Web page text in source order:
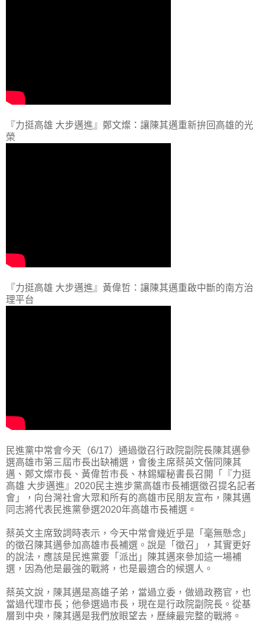
『力挺高雄 大步邁進』鄭文燦：讓陳其邁重新拚回高雄的光
榮
『力挺高雄 大步邁進』黃偉哲：讓陳其邁重啟中斷的南方治
理平台
民進黨中常會今天（6/17）通過徵召行政院副院長陳其邁參
選高雄市第三屆市長出缺補選，會後主席蔡英文偕同陳其
邁、鄭文燦市長、黃偉哲市長、林錫耀秘書長召開「『力挺
高雄 大步邁進』2020民主進步黨高雄市長補選徵召提名記者
會」，向台灣社會大眾和所有的高雄市民朋友宣布，陳其邁
同志將代表民進黨參選2020年高雄市長補選。
蔡英文主席致詞時表示，今天中常會幾近乎是「毫無懸念」
的徵召陳其邁參加高雄市長補選。說是「徵召」，其實更好
的說法，應該是民進黨要「派出」陳其邁來參加這一場補
選，因為他是最強的戰將，也是最適合的候選人。
蔡英文說，陳其邁是高雄子弟，當過立委，做過政務官，也
當過代理市長；他參選過市長，現在是行政院副院長。從基
層到中央，陳其邁是我們放眼望去，歷練最完整的戰將。